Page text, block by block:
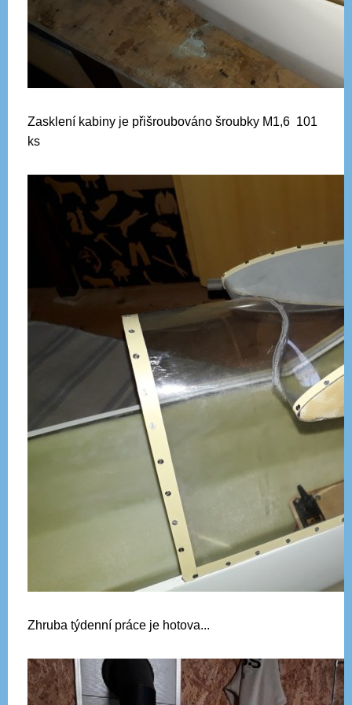
Zasklení kabiny je přišroubováno šroubky M1,6 101
ks
Zhruba týdenní práce je hotova...